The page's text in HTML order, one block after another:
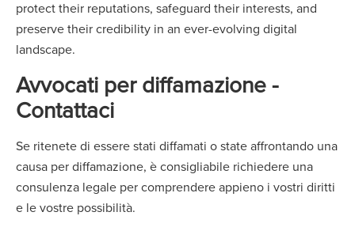
protect their reputations, safeguard their interests, and
preserve their credibility in an ever-evolving digital
landscape.
Avvocati per diffamazione -
Contattaci
Se ritenete di essere stati diffamati o state affrontando una
causa per diffamazione, è consigliabile richiedere una
consulenza legale per comprendere appieno i vostri diritti
e le vostre possibilità.